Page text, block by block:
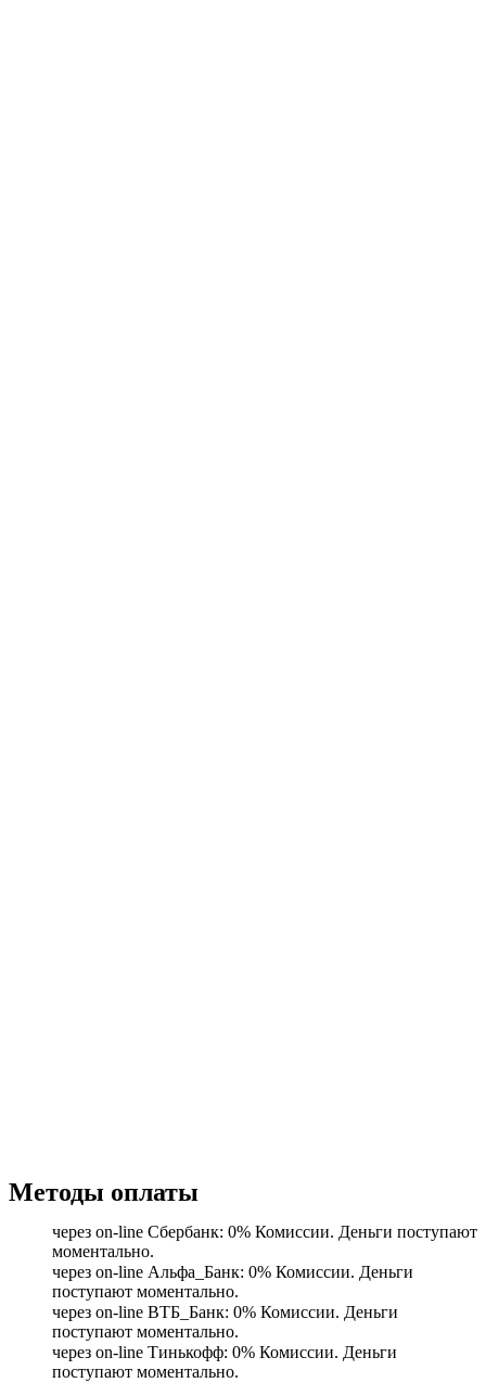
Методы оплаты
через on-line Сбербанк: 0% Комиссии. Деньги поступают
моментально.
через on-line Альфа_Банк: 0% Комиссии. Деньги
поступают моментально.
через on-line ВТБ_Банк: 0% Комиссии. Деньги
поступают моментально.
через on-line Тинькофф: 0% Комиссии. Деньги
поступают моментально.